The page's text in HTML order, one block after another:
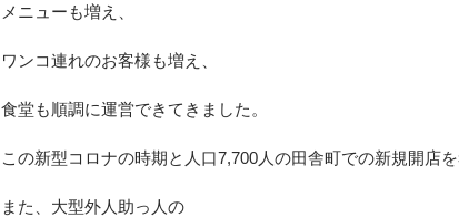
メニューも増え、
ワンコ連れのお客様も増え、
食堂も順調に運営できてきました。
この新型コロナの時期と人口7,700人の田舎町での新規開店
また、大型外人助っ人の